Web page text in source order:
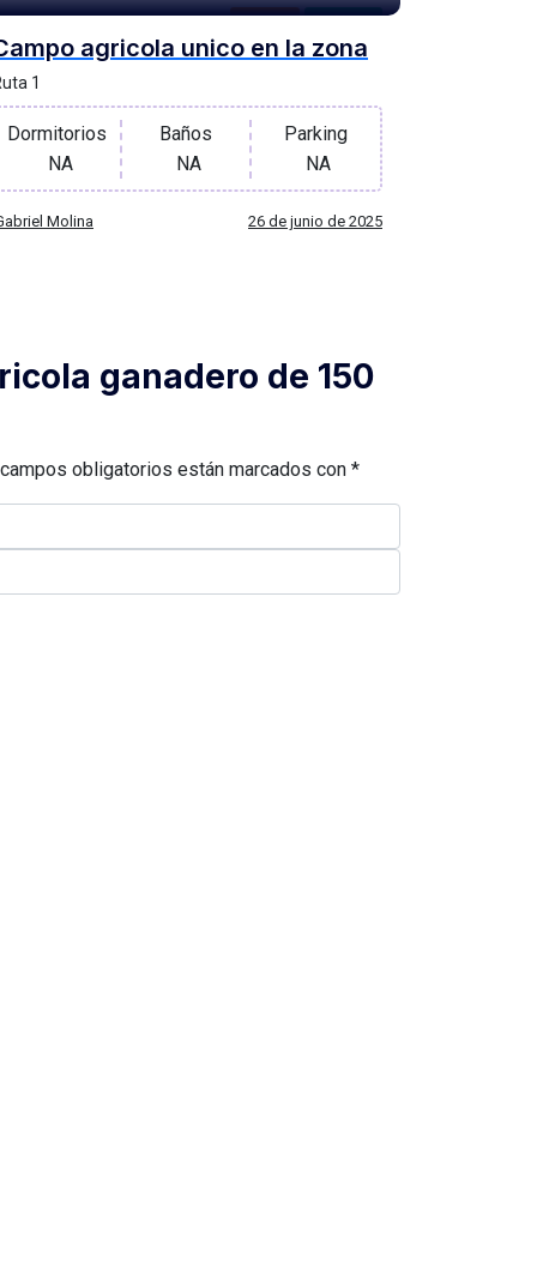
Campos For Venta
agricola unico en la zona
1
Dormitorios
NA
Baños
NA
Parking
NA
Molina 26 de junio de 2025
ganadero de 150
obligatorios están marcados con *